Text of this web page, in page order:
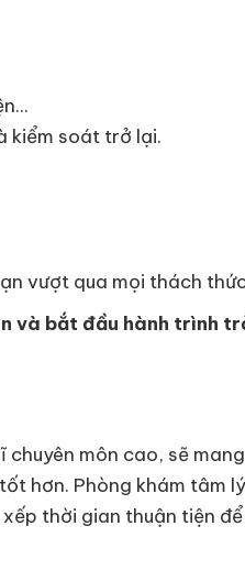
kiểm soát trở lại.
vượt qua mọi thách
và bắt đầu hành trình
môn cao, sẽ
hơn. Phòng khám tâm
thời gian thuận tiện